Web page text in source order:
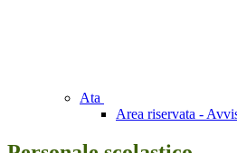
Ata
Area riservata -